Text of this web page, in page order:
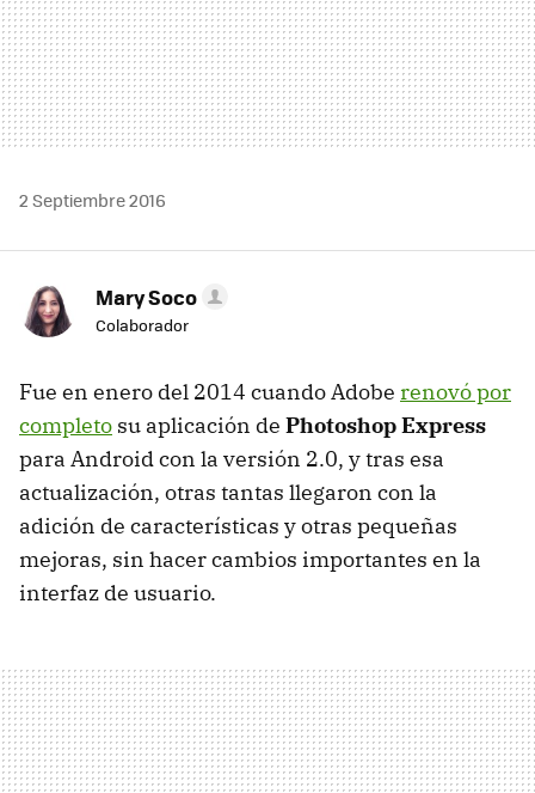
2 Septiembre 2016
Mary Soco
Colaborador
Fue en enero del 2014 cuando Adobe renovó por
completo su aplicación de Photoshop Express
para Android con la versión 2.0, y tras esa
actualización, otras tantas llegaron con la
adición de características y otras pequeñas
mejoras, sin hacer cambios importantes en la
interfaz de usuario.